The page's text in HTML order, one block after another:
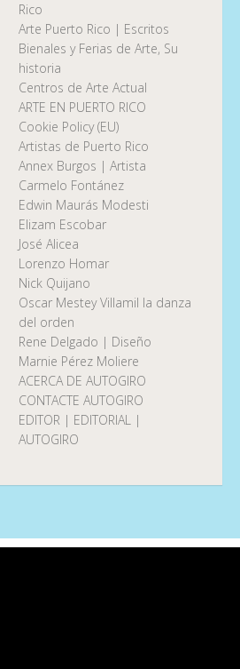
Rico
Arte Puerto Rico | Escritos
Bienales y Ferias de Arte, Su
historia
Centros de Arte Actual
ARTE EN PUERTO RICO
Cookie Policy (EU)
Artistas de Puerto Rico
Annex Burgos | Artista
Carmelo Fontánez
Edwin Maurás Modesti
Elizam Escobar
José Alicea
Lorenzo Homar
Nick Quijano
Oscar Mestey Villamil la danza
del orden
Rene Delgado | Diseño
Marnie Pérez Moliere
ACERCA DE AUTOGIRO
CONTACTE AUTOGIRO
EDITOR | EDITORIAL |
AUTOGIRO